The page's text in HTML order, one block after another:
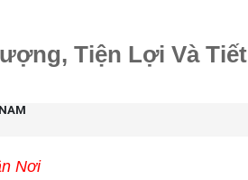
Tiện Lợi Và Tiết
Nơi